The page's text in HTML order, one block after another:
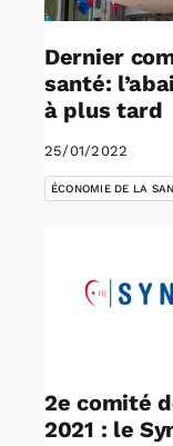
Dernier
santé:
à plus tard
25/01/2022
ÉCONOMIE DE LA
2e comité
2021 : le